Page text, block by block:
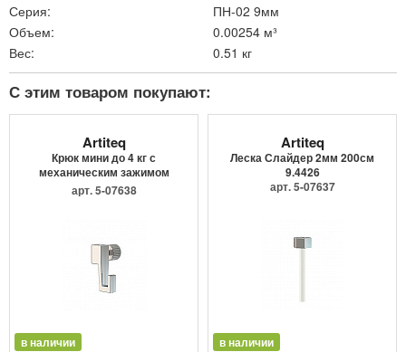
Серия:
ПН-02 9мм
Объем:
0.00254 м³
Вес:
0.51 кг
С этим товаром покупают:
Artiteq
Крюк мини до 4 кг с
механическим зажимом
9.4205
арт. 5-07638
в наличии
Artiteq
Леска Слайдер 2мм 200см
9.4426
арт. 5-07637
в наличии